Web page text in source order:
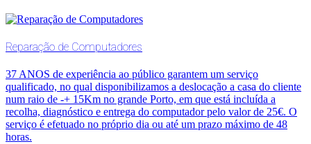
Reparação de Computadores
37 ANOS de experiência ao público garantem um serviço
qualificado, no qual disponibilizamos a deslocação a casa do cliente
num raio de -+ 15Km no grande Porto, em que está incluída a
recolha, diagnóstico e entrega do computador pelo valor de 25€. O
serviço é efetuado no próprio dia ou até um prazo máximo de 48
horas.